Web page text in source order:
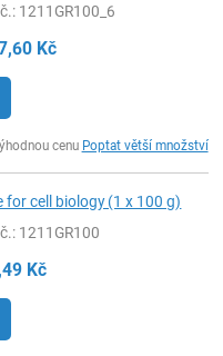
: 1211GR100_6
Kč
cenu Poptat větší množství
for cell biology (1 x 100 g)
: 1211GR100
Kč